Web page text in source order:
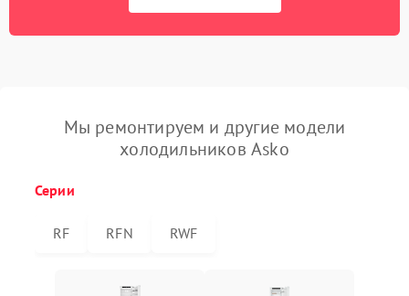
Мы ремонтируем и другие модели
холодильников Asko
Серии
RF RFN RWF